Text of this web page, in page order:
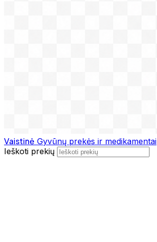
Vaistinė Gyvūnų prekės ir medikamentai
Ieškoti prekių